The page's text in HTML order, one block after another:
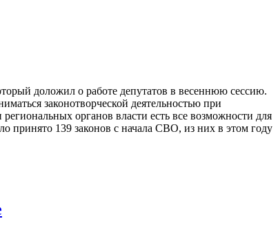
доложил о работе депутатов в весеннюю сессию.
законотворческой деятельностью при
органов власти есть все возможности для
принято 139 законов с начала СВО, из них в этом году